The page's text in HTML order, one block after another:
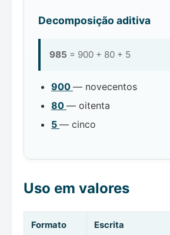
Decomposição aditiva
985 = 900 + 80 + 5
900 — novecentos
80 — oitenta
5 — cinco
Uso em valores
Formato Escrita